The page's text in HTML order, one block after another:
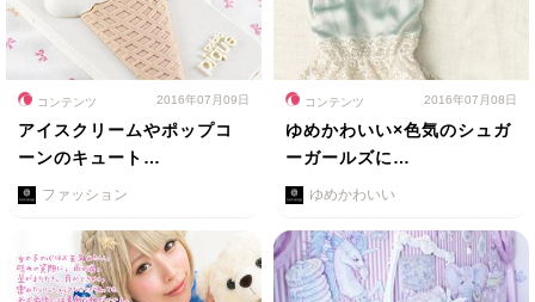
コンテンツ 2016年07月09日
アイスクリームやポップコ
ーンのキュート…
ファッション
コンテンツ 2016年07月08日
ゆめかわいい×色気のシュガ
ーガールズに…
ゆめかわいい